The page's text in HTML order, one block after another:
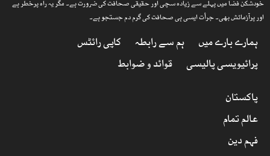
خودشکن فضا میں پہلے سے زیادہ سچی اور حقیقی صحافت کی ضرورت ہے۔ مگر یہ راہ پرخطر ہے
اور پرآزمائش بھی۔ جرأت ایسی ہی صحافت کی گرم دم جستجو ہے۔
ہمارے بارے میں ہم سے رابطہ
کاپی رائٹس
پرائیویسی پالیسی
قوائد و ضوابط
پاکستان
عالم تمام
فہم دین